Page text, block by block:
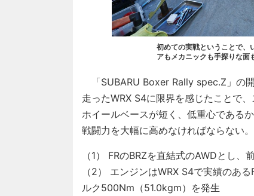
初めての実戦ということで、
アもメカニックも手探りな面
「SUBARU Boxer Rally spec.Z」の
走ったWRX S4に限界を感じたことで
ホイールベースが短く、低重心である
戦闘力を大幅に高めなければならない
（1） FRのBRZを直結式のAWDとし
（2） エンジンはWRX S4で実績のあ
ルク500Nm（51.0kgm）を発生